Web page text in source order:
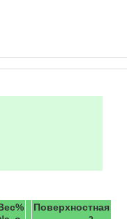
Поверхностная